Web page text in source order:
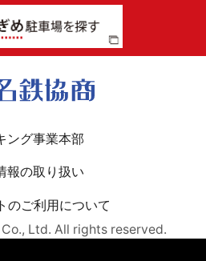
ング事業本部
報の取り扱い
のご利用について
Ltd. All rights reserved.